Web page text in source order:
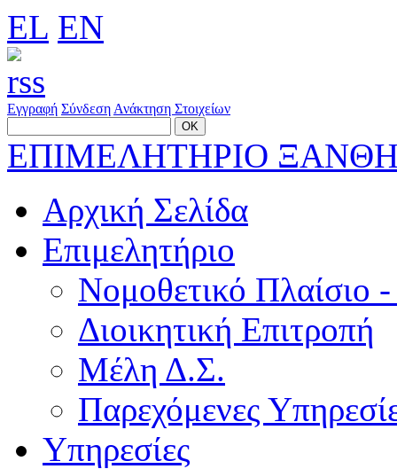
EL EN
Εγγραφή Σύνδεση Ανάκτηση Στοιχείων
ΕΠΙΜΕΛΗΤΗΡΙΟ
Αρχική Σελίδα
Επιμελητήριο
Νομοθετικό Πλαίσιο
Διοικητική Επιτροπή
Μέλη Δ.Σ.
Παρεχόμενες
Υπηρεσίες